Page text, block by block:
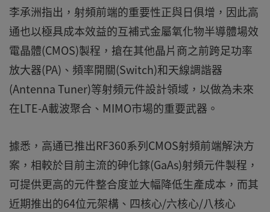
李承洲指出，射頻前端的重要性正與日俱增，因此高
通也以極具成本效益的互補式金屬氧化物半導體場效
電晶體(CMOS)製程，搶在其他晶片商之前跨足功率
放大器(PA)、頻率開關(Switch)和天線調諧器
(Antenna Tuner)等射頻元件設計領域，以做為未來
在LTE-A載波聚合、MIMO市場的重要武器。
據悉，高通已推出RF360系列CMOS射頻前端解決方
案，相較於目前主流的砷化鎵(GaAs)射頻元件製程，
可提供更高的元件整合度並大幅降低生產成本，而其
近期推出的64位元架構、四核心/六核心/八核心